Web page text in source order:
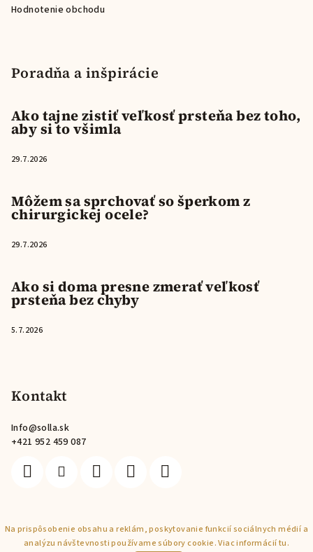
Na prispôsobenie obsahu a reklám, poskytovanie funkcií sociálnych médií a
analýzu návštevnosti používame súbory cookie. Viac informáciítu.
Hodnotenie obchodu
Poradňa a inšpirácie
Ako tajne zistiť veľkosť prsteňa bez toho,
aby si to všimla
29.7.2026
Môžem sa sprchovať so šperkom z
chirurgickej ocele?
29.7.2026
Ako si doma presne zmerať veľkosť
prsteňa bez chyby
5.7.2026
Kontakt
Info@solla.sk
+421 952 459 087
Copyright 2026Solla. Všetky práva vyhradené.